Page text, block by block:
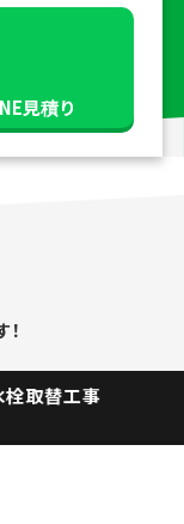
見積り
事